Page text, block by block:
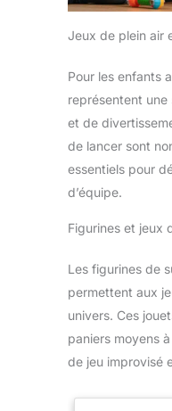
Jeux de plein air
Pour les enfants
représentent
et de
de lancer sont
essentiels pour
d’équipe.
Figurines et jeux
Les figurines de
permettent aux
univers. Ces
paniers moyens
de jeu improvisé